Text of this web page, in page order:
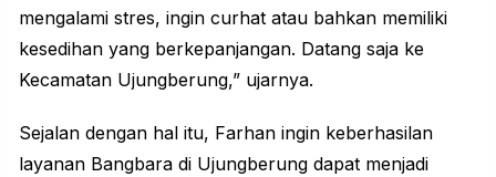
mengalami stres, ingin curhat atau bahkan memiliki
kesedihan yang berkepanjangan. Datang saja ke
Kecamatan Ujungberung,” ujarnya.
Sejalan dengan hal itu, Farhan ingin keberhasilan
layanan Bangbara di Ujungberung dapat menjadi